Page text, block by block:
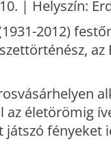
| Helyszín:
2012)
az életörömig
játszó fényeket